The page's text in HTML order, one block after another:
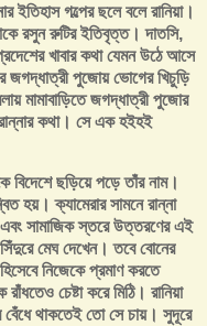
ইতিহাস গল্পের ছলে বলে রানিয়া।
রসুন রুটির ইতিবৃত্ত। দাতসি,
খাবার কথা যেমন উঠে আসে
জগদ্ধাত্রী পুজোয় ভোগের খিচুড়ি
মামাবাড়িতে জগদ্ধাত্রী পুজোর
কথা। সে এক হইহই
বিদেশে ছড়িয়ে পড়ে তাঁর নাম।
হয়। ক্যামেরার সামনে রান্না
এবং সামাজিক স্তরে উত্তরণের এই
মেঘ দেখেন। তবে বোনের
হিসেবে নিজেকে প্রমাণ করতে
চেষ্টা করে মিঠি। রানিয়া
থাকতেই তো সে চায়। সুদূরে